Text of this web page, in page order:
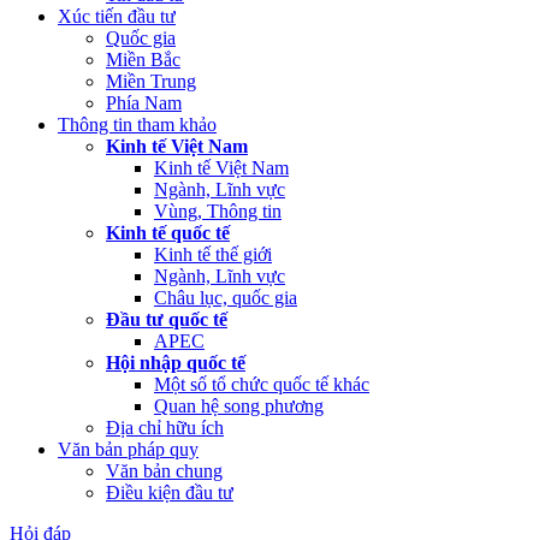
Xúc tiến đầu tư
Quốc gia
Miền Bắc
Miền Trung
Phía Nam
Thông tin tham khảo
Kinh tế Việt Nam
Kinh tế Việt Nam
Ngành, Lĩnh vực
Vùng, Thông tin
Kinh tế quốc tế
Kinh tế thế giới
Ngành, Lĩnh vực
Châu lục, quốc gia
Đầu tư quốc tế
APEC
Hội nhập quốc tế
Một số tổ chức quốc tế khác
Quan hệ song phương
Địa chỉ hữu ích
Văn bản pháp quy
Văn bản chung
Điều kiện đầu tư
Hỏi đáp